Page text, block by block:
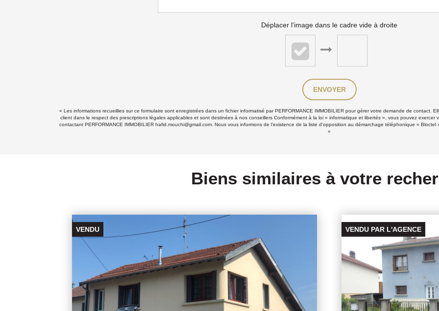
Déplacer l'image dans le cadre vide à droite
ENVOYER
« Les informations recueillies sur ce formulaire sont enregistrées dans un fichier informatisé par PERFORMANCE IMMOBILIER pour gérer votre demande de contact.
client dans le respect des prescriptions légales applicables et sont destinées à nos conseillers Conformément à la loi « informatique et libertés », vous pouvez
contactant PERFORMANCE IMMOBILIER hafid.mouchi@gmail.com. Nous vous informons de l'existence de la liste d'opposition au démarchage téléphonique «
»
Biens similaires à votre
VENDU PAR L'AGENCE VENDU